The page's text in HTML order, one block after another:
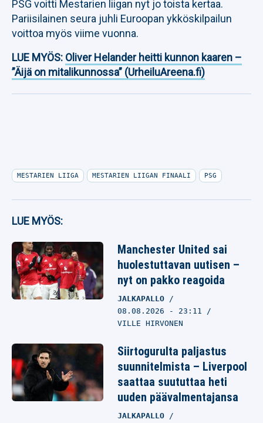
PSG voitti Mestarien liigan nyt jo toista kertaa.
Pariisilainen seura juhli Euroopan ykköskilpailun
voittoa myös viime vuonna.
LUE MYÖS: Oliver Helander heitti kunnon kaaren –
”Äijä on mitalikunnossa” (UrheiluAreena.fi)
MESTARIEN LIIGA MESTARIEN LIIGAN FINAALI PSG
LUE MYÖS:
Manchester United sai
huolestuttavan uutisen –
nyt on pakko reagoida
JALKAPALLO
08.08.2026 - 23:11
VILLE HIRVONEN
Siirtogurulta paljastus
suunnitelmista – Liverpool
saattaa suututtaa heti
uuden päävalmentajansa
JALKAPALLO